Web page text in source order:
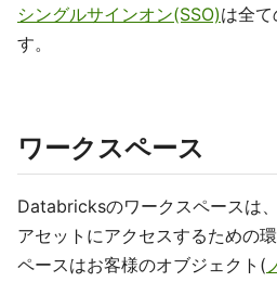
シングルサインオン(SSO)は全
す。
ワークスペース
Databricksのワークスペースは
アセットにアクセスするための
ペースはお客様のオブジェクト(